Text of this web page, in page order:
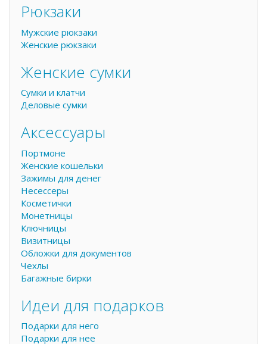
Рюкзаки
Мужские рюкзаки
Женские рюкзаки
Женские сумки
Сумки и клатчи
Деловые сумки
Аксессуары
Портмоне
Женские кошельки
Зажимы для денег
Несессеры
Косметички
Монетницы
Ключницы
Визитницы
Обложки для документов
Чехлы
Багажные бирки
Идеи для подарков
Подарки для него
Подарки для нее